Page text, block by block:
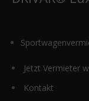
Jetzt Vermieter
Kontakt